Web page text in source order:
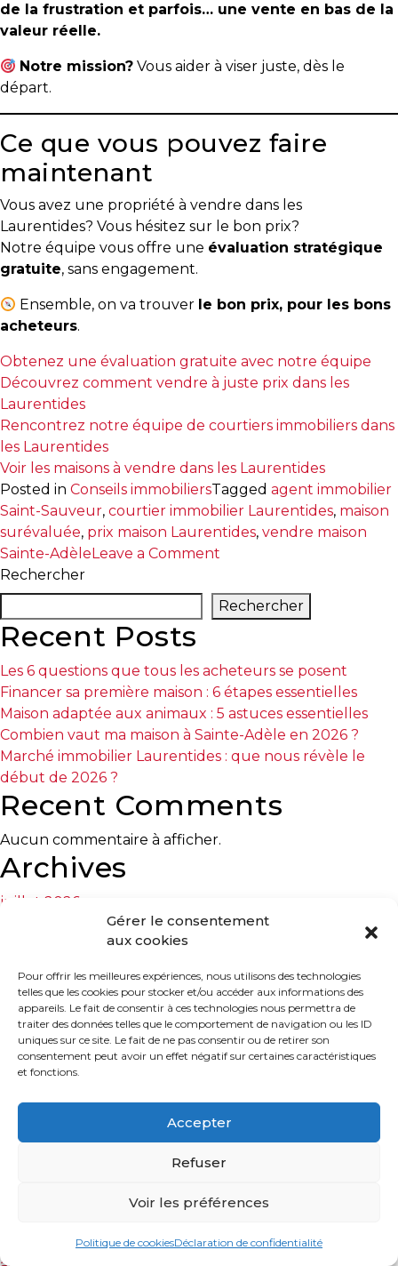
Gérer le consentement
aux cookies
Pour offrir les meilleures expériences, nous utilisons des technologies
telles que les cookies pour stocker et/ou accéder aux informations des
appareils. Le fait de consentir à ces technologies nous permettra de
traiter des données telles que le comportement de navigation ou les ID
uniques sur ce site. Le fait de ne pas consentir ou de retirer son
consentement peut avoir un effet négatif sur certaines caractéristiques
et fonctions.
Accepter
Refuser
Voir les préférences
Politique de cookiesDéclaration de confidentialité
de la frustration et parfois… une vente en bas de la
valeur réelle.
Notre mission? Vous aider à viser juste, dès le
départ.
Ce que vous pouvez faire
maintenant
Vous avez une propriété à vendre dans les
Laurentides? Vous hésitez sur le bon prix?
Notre équipe vous offre une évaluation stratégique
gratuite, sans engagement.
Ensemble, on va trouver le bon prix, pour les bons
acheteurs.
Obtenez une évaluation gratuite avec notre équipe
Découvrez comment vendre à juste prix dans les
Laurentides
Rencontrez notre équipe de courtiers immobiliers dans
les Laurentides
Voir les maisons à vendre dans les Laurentides
Posted in Conseils immobiliersTagged agent immobilier
Saint-Sauveur, courtier immobilier Laurentides, maison
surévaluée, prix maison Laurentides, vendre maison
Sainte-AdèleLeave a Comment
immobilier
Laurentides
le
prix
fait
fuir
Rechercher
Rechercher
Recent Posts
Les 6 questions que tous les acheteurs se posent
Financer sa première maison : 6 étapes essentielles
Maison adaptée aux animaux : 5 astuces essentielles
Combien vaut ma maison à Sainte-Adèle en 2026 ?
Marché immobilier Laurentides : que nous révèle le
début de 2026 ?
Recent Comments
Aucun commentaire à afficher.
Archives
juillet 2026
décembre 2025
novembre 2025
octobre 2025
septembre 2025
août 2025
octobre 2023
octobre 2022